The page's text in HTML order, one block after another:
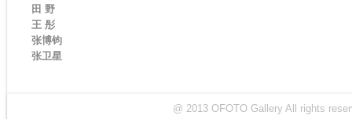
田 野
王 彤
张博钧
张卫星
@ 2013 OFOTO Gallery All rights